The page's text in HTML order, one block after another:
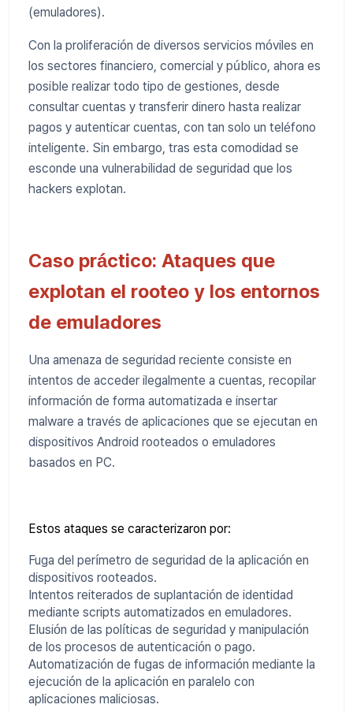
(emuladores).
Con la proliferación de diversos servicios móviles en
los sectores financiero, comercial y público, ahora es
posible realizar todo tipo de gestiones, desde
consultar cuentas y transferir dinero hasta realizar
pagos y autenticar cuentas, con tan solo un teléfono
inteligente. Sin embargo, tras esta comodidad se
esconde una vulnerabilidad de seguridad que los
hackers explotan.
Caso práctico: Ataques que
explotan el rooteo y los entornos
de emuladores
Una amenaza de seguridad reciente consiste en
intentos de acceder ilegalmente a cuentas, recopilar
información de forma automatizada e insertar
malware a través de aplicaciones que se ejecutan en
dispositivos Android rooteados o emuladores
basados ​​en PC.
Estos ataques se caracterizaron por:
Fuga del perímetro de seguridad de la aplicación en
dispositivos rooteados.
Intentos reiterados de suplantación de identidad
mediante scripts automatizados en emuladores.
Elusión de las políticas de seguridad y manipulación
de los procesos de autenticación o pago.
Automatización de fugas de información mediante la
ejecución de la aplicación en paralelo con
aplicaciones maliciosas.